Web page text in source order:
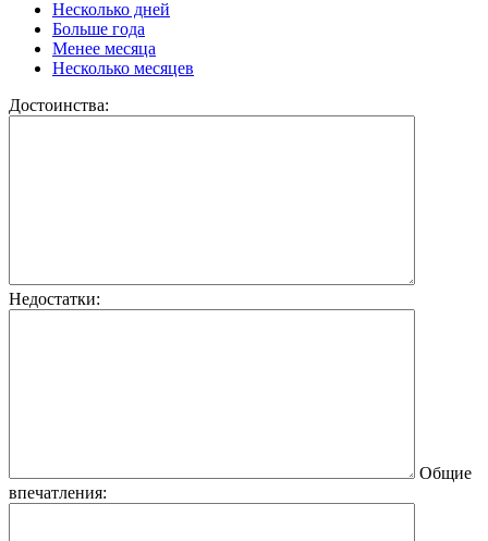
Несколько дней
Больше года
Менее месяца
Несколько месяцев
Достоинства:
Недостатки:
Общие
впечатления: